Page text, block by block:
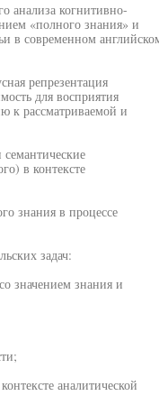
анализа когнитивно-
«полного знания» и
в современном
репрезентация
для восприятия
к рассматриваемой и
в контексте
знания в процессе
задач:
значением знания и
аналитической